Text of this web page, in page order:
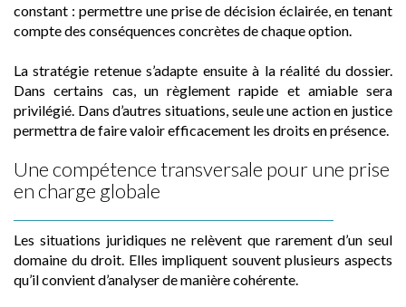
constant : permettre une prise de décision éclairée, en tenant
compte des conséquences concrètes de chaque option.
La stratégie retenue s’adapte ensuite à la réalité du dossier.
Dans certains cas, un règlement rapide et amiable sera
privilégié. Dans d’autres situations, seule une action en justice
permettra de faire valoir efficacement les droits en présence.
Une compétence transversale pour une prise
en charge globale
Les situations juridiques ne relèvent que rarement d’un seul
domaine du droit. Elles impliquent souvent plusieurs aspects
qu’il convient d’analyser de manière cohérente.